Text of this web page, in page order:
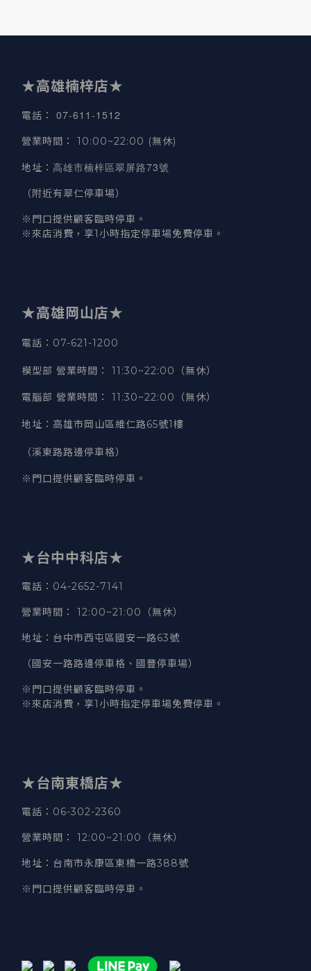
★高雄楠梓店★
電話 ： 07-611-1512
營業時間 ： 10:00~22:00 (無休)
地址 ： 高雄市楠梓區翠屏路73號
（附近有翠仁停車場）
※門口提供顧客臨時停車。
※來店消費，享1小時指定停車場免費停車。
★高雄岡山店★
電話：07-621-1200
模型部 營業時間 ： 11:30~22:00（無休）
電腦部 營業時間 ： 11:30~22:00（無休）
地址 ： 高雄市岡山區維仁路65號1樓
（溪東路路邊停車格）
※門口提供顧客臨時停車。
★台中中科店★
電話 ：04-2652-7141
營業時間 ： 12:00~21:00（無休）
地址 ：台中市西屯區國安一路63號
（國安一路路邊停車格、國豐停車場）
※門口提供顧客臨時停車。
※來店消費，享1小時指定停車場免費停車。
★台南東橋店★
電話 ：06-302-2360
營業時間 ： 12:00~21:00（無休）
地址 ：台南市永康區東橋一路388號
※門口提供顧客臨時停車。